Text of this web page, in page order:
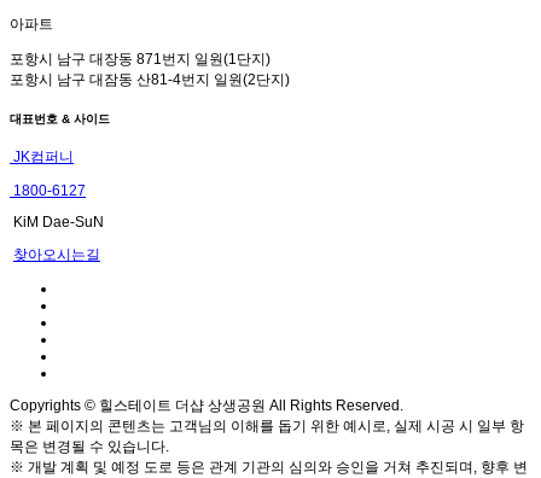
아파트
포항시 남구 대장동 871번지 일원(1단지)
포항시 남구 대잠동 산81-4번지 일원(2단지)
대표번호 & 사이드
JK컴퍼니
1800-6127
KiM Dae-SuN
찾아오시는길
Copyrights © 힐스테이트 더샵 상생공원 All Rights Reserved.
※ 본 페이지의 콘텐츠는 고객님의 이해를 돕기 위한 예시로, 실제 시공 시 일부 항
목은 변경될 수 있습니다.
※ 개발 계획 및 예정 도로 등은 관계 기관의 심의와 승인을 거쳐 추진되며, 향후 변